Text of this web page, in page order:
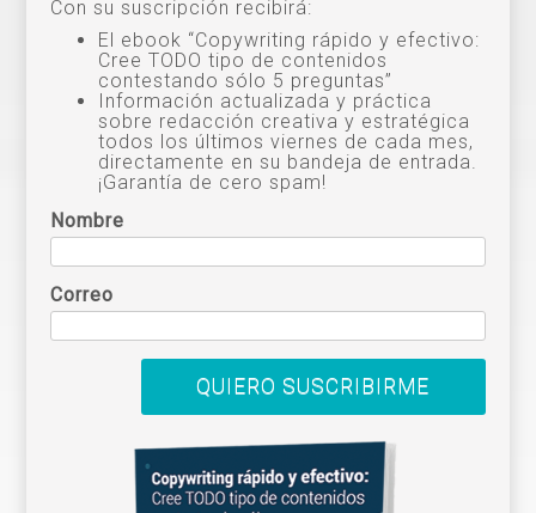
Con su suscripción recibirá:
El ebook “Copywriting rápido y efectivo:
Cree TODO tipo de contenidos
contestando sólo 5 preguntas”
Información actualizada y práctica
sobre redacción creativa y estratégica
todos los últimos viernes de cada mes,
directamente en su bandeja de entrada.
¡Garantía de cero spam!
Nombre
Correo